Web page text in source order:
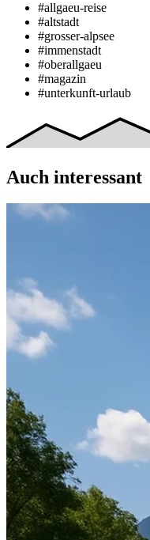
#allgaeu-reise
#altstadt
#grosser-alpsee
#immenstadt
#oberallgaeu
#magazin
#unterkunft-urlaub
Auch interessant